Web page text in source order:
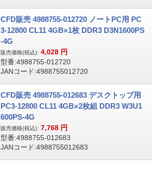
CFD販売 4988755-012720 ノートPC用 PC
3-12800 CL11 4GB×1枚 DDR3 D3N1600PS
-4G
販売価格(税込): 4,028 円
型番:4988755-012720
JANコード:4988755012720
CFD販売 4988755-012683 デスクトップ用
PC3-12800 CL11 4GB×2枚組 DDR3 W3U1
600PS-4G
販売価格(税込): 7,768 円
型番:4988755-012683
JANコード:4988755012683